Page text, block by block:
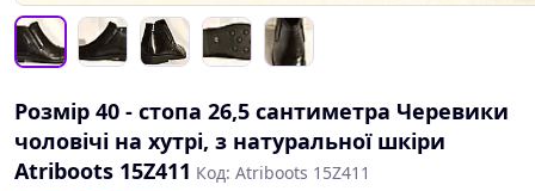
Розмір 40 - стопа 26,5 сантиметра Черевики
чоловічі на хутрі, з натуральної шкіри
Atriboots 15Z411 Код: Atriboots 15Z411